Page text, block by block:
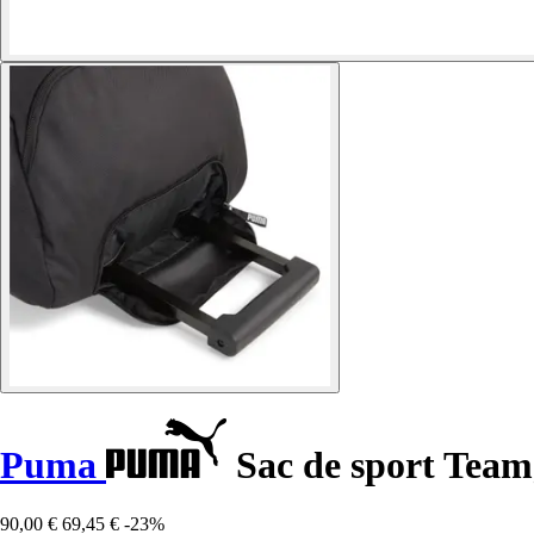
Puma Sac de sport
90,00 € 69,45 € -23%